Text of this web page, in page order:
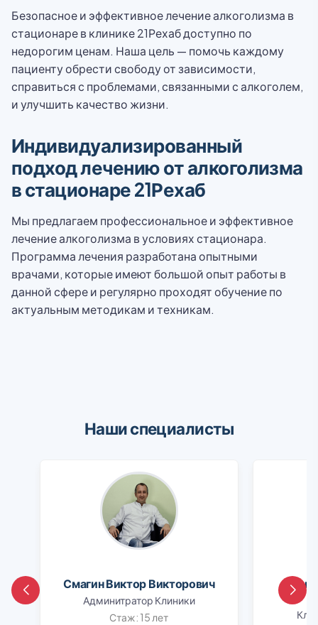
Безопасное и эффективное лечение алкоголизма в
стационаре в клинике 21Рехаб доступно по
недорогим ценам. Наша цель — помочь каждому
пациенту обрести свободу от зависимости,
справиться с проблемами, связанными с алкоголем,
и улучшить качество жизни.
Индивидуализированный
подход лечению от алкоголизма
в стационаре 21Рехаб
Мы предлагаем профессиональное и эффективное
лечение алкоголизма в условиях стационара.
Программа лечения разработана опытными
врачами, которые имеют большой опыт работы в
данной сфере и регулярно проходят обучение по
актуальным методикам и техникам.
Наши специалисты
Смагин Виктор Викторович
Админитратор Клиники
Стаж: 15 лет